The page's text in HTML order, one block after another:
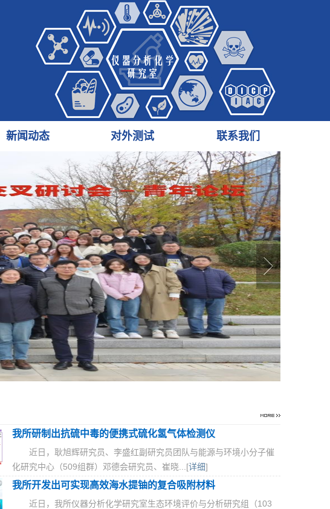
新闻动态 对外测试 联系我们
我所研制出抗硫中毒的便携式硫化氢气体检测仪
近日，耿旭辉研究员、李盛红副研究员团队与能源与环境小分子催
化研究中心（509组群）邓德会研究员、崔晓...[详细]
我所开发出可实现高效海水提铀的复合吸附材料
近日，我所仪器分析化学研究室生态环境评价与分析研究组（103